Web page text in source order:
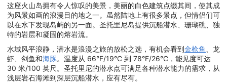
这座火山岛拥有令人惊叹的美景，美丽的白色建筑点缀其间，使其成
为风景如画的浪漫目的地之一。虽然陆地上有很多景点，但情侣们可
以在水下发现岛屿的另一面。圣托里尼岛提供沉船潜水、珊瑚礁、独
特的岩层和凝固的熔岩流。
水域风平浪静，潜水是浪漫之旅的放松之选，有机会看到金枪鱼
、龙
虾、剑鱼和海豚。温度从 66°F/19°C 到 78°F/26°C，能见度可达
30 米/100 英尺。圣托里尼的潜水点可满足各种潜水能力的需求，从
浅层岩石海滩到深层沉船潜水，应有尽有。